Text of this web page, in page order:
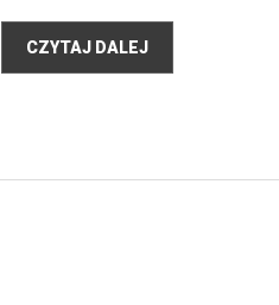
CZYTAJ DALEJ